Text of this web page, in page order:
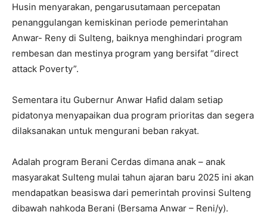
Husin menyarakan, pengarusutamaan percepatan
penanggulangan kemiskinan periode pemerintahan
Anwar- Reny di Sulteng, baiknya menghindari program
rembesan dan mestinya program yang bersifat “direct
attack Poverty”.
Sementara itu Gubernur Anwar Hafid dalam setiap
pidatonya menyapaikan dua program prioritas dan segera
dilaksanakan untuk mengurani beban rakyat.
Adalah program Berani Cerdas dimana anak – anak
masyarakat Sulteng mulai tahun ajaran baru 2025 ini akan
mendapatkan beasiswa dari pemerintah provinsi Sulteng
dibawah nahkoda Berani (Bersama Anwar – Reni/y).